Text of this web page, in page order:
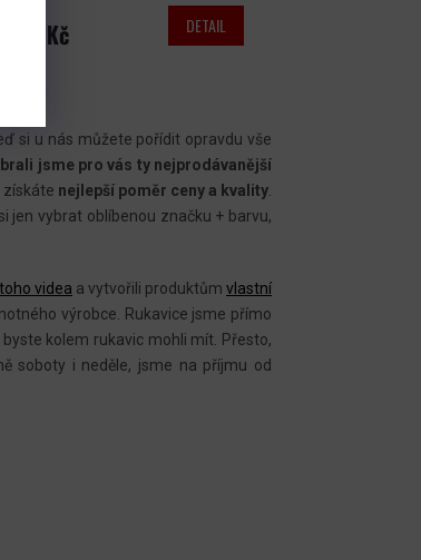
3 669 Kč DETAIL
si u nás můžete pořídit opravdu vše
jsme pro vás ty nejprodávanější
získáte nejlepší poměr ceny a kvality
si jen vybrat oblíbenou značku + barvu,
videa a vytvořili produktům vlastní
výrobce. Rukavice jsme přímo
kolem rukavic mohli mít. Přesto,
soboty i neděle, jsme na příjmu od